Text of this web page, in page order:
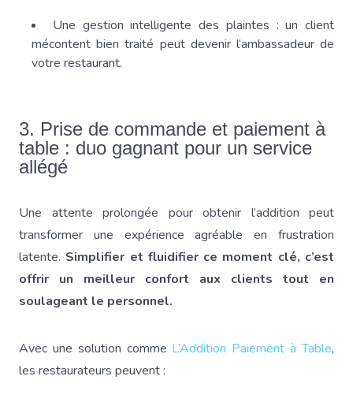
Une gestion intelligente des plaintes : un client
mécontent bien traité peut devenir l’ambassadeur de
votre restaurant.
3. Prise de commande et paiement à
table : duo gagnant pour un service
allégé
Une attente prolongée pour obtenir l’addition peut
transformer une expérience agréable en frustration
latente. Simplifier et fluidifier ce moment clé, c’est
offrir un meilleur confort aux clients tout en
soulageant le personnel.
Avec une solution comme L’Addition Paiement à Table,
les restaurateurs peuvent :